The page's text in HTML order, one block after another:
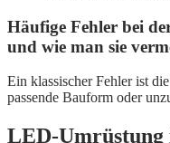
Häufige Fehler bei
und wie man sie
Ein klassischer Fehler ist
passende Bauform oder
LED-Umrüstung